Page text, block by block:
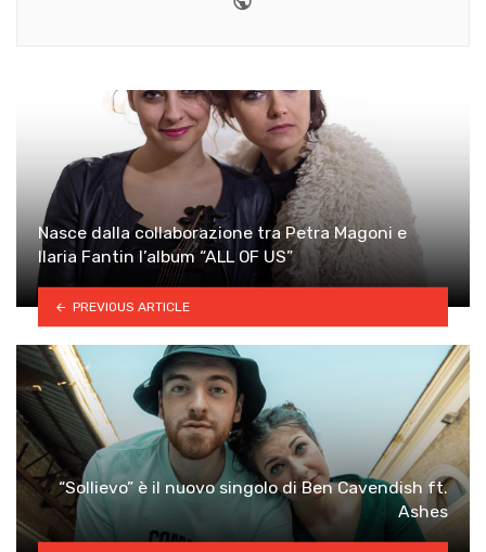
Nasce dalla collaborazione tra Petra Magoni e
Ilaria Fantin l’album “ALL OF US”
PREVIOUS ARTICLE
“Sollievo” è il nuovo singolo di Ben Cavendish ft.
Ashes